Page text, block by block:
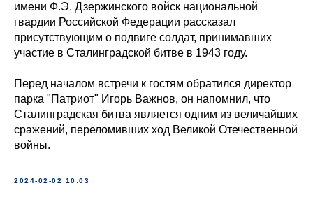
имени Ф.Э. Дзержинского войск национальной
гвардии Российской Федерации рассказал
присутствующим о подвиге солдат, принимавших
участие в Сталинградской битве в 1943 году.
Перед началом встречи к гостям обратился директор
парка "Патриот" Игорь Важнов, он напомнил, что
Сталинградская битва является одним из величайших
сражений, переломивших ход Великой Отечественной
войны.
2024-02-02 10:03